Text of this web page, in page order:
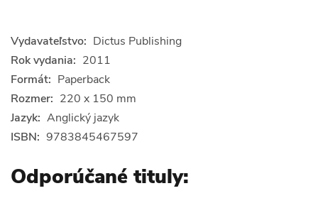
Vydavateľstvo: Dictus Publishing
Rok vydania: 2011
Formát: Paperback
Rozmer: 220 x 150 mm
Jazyk: Anglický jazyk
ISBN: 9783845467597
Odporúčané tituly: